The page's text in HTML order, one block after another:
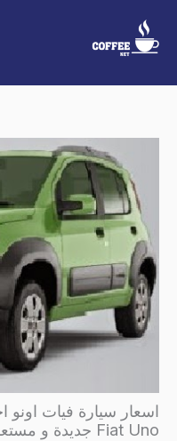
المحتوى
اسعار سيارة فيات اونو
Fiat Uno جديدة و مستعملة سيارات رخيصة